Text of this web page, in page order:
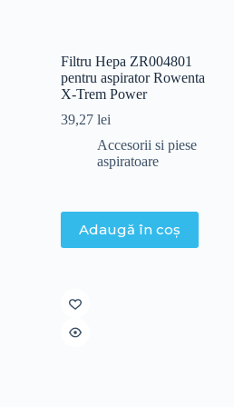
Filtru Hepa ZR004801
pentru aspirator Rowenta
X-Trem Power
39,27 lei
Accesorii si piese
aspiratoare
Adaugă în coș